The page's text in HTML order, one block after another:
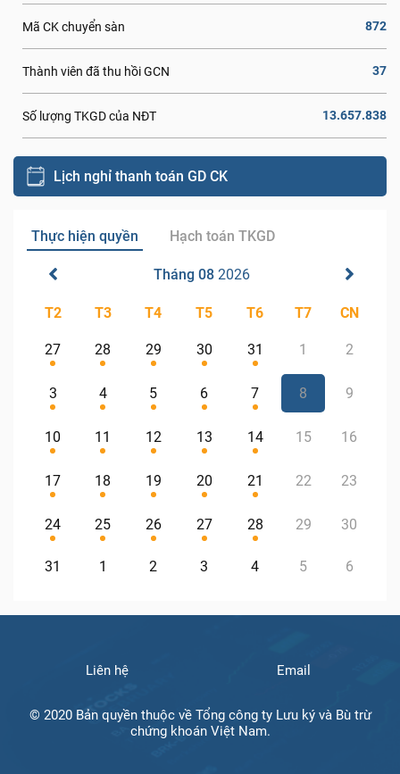
Mã CK chuyển sàn 872
Thành viên đã thu hồi GCN 37
Số lượng TKGD của NĐT 13.657.838
Lịch nghỉ thanh toán GD CK
Thực hiện quyền Hạch toán TKGD
Tháng 08 2026
T2 T3 T4 T5 T6 T7 CN
27 28 29 30 31 1 2
3 4 5 6 7 8 9
10 11 12 13 14 15 16
17 18 19 20 21 22 23
24 25 26 27 28 29 30
31 1 2 3 4 5 6
Liên hệ Email
© 2020 Bản quyền thuộc về Tổng công ty Lưu ký và Bù trừ
chứng khoán Việt Nam.